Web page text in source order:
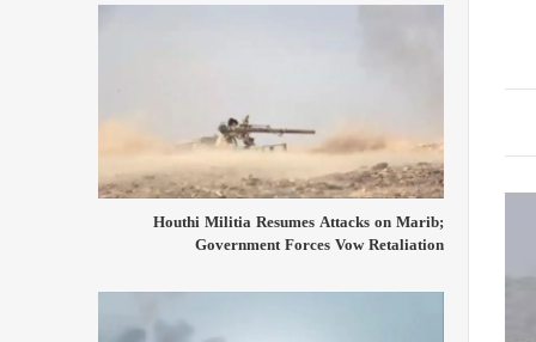
Houthi Militia Resumes Attacks on Marib;
Government Forces Vow Retaliation